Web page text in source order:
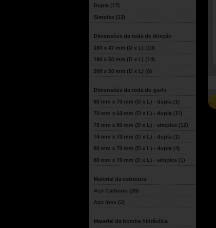
Dupla (17)
Simples (13)
Dimensões da roda de direção
160 x 47 mm (D x L) (10)
180 x 50 mm (D x L) (14)
200 x 50 mm (D x L) (6)
Dimensões da roda do garfo
60 mm x 70 mm (D x L) - dupla (1)
70 mm x 60 mm (D x L) - dupla (11)
70 mm x 80 mm (D x L) - simples (12)
74 mm x 70 mm (D x L) - dupla (1)
80 mm x 70 mm (D x L) - dupla (4)
80 mm x 70 mm (D x L) - simples (1)
Material da estrutura
Aço Carbono (28)
Aço inox (2)
Material da bomba hidráulica